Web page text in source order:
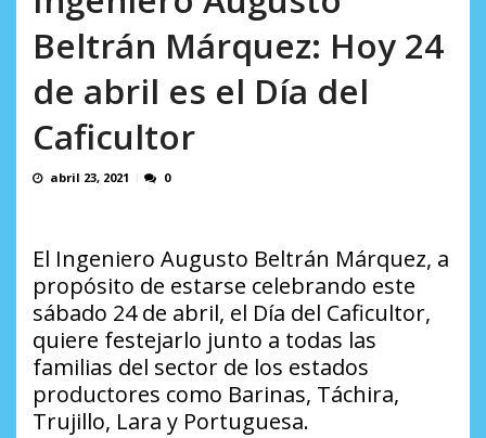
Beltrán Márquez: Hoy 24
de abril es el Día del
Caficultor
abril 23, 2021 0
El Ingeniero Augusto Beltrán Márquez, a
propósito de estarse celebrando este
sábado 24 de abril, el Día del Caficultor,
quiere festejarlo junto a todas las
familias del sector de los estados
productores como Barinas, Táchira,
Trujillo, Lara y Portuguesa.